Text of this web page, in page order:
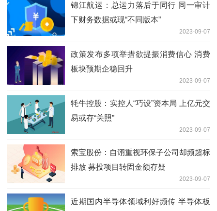
锦江航运：总运力落后于同行 同一审计
下财务数据或现“不同版本”
2023-09-07
政策发布多项举措欲提振消费信心 消费
板块预期企稳回升
2023-09-07
牦牛控股：实控人“巧设”资本局 上亿元交
易或存“关照”
2023-09-07
索宝股份：自诩重视环保子公司却频超标
排放 募投项目转固金额存疑
2023-09-07
近期国内半导体领域利好频传 半导体板